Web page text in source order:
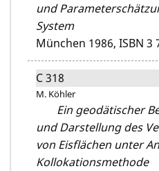
und
System
München 1986, ISBN 3
C 318
M. Köhler
Ein geodätischer
und Darstellung des
von Eisflächen unter
Kollokationsmethode